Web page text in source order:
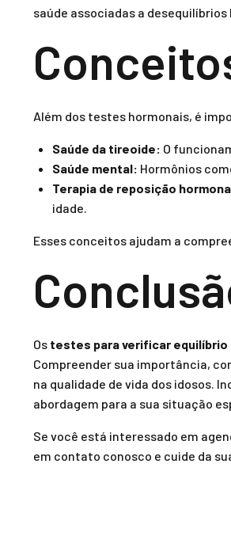
saúde associadas a desequilíbrios
Além dos testes hormonais, é
Saúde da tireoide: O
Saúde mental: Hormônios
Terapia de reposição
idade.
Esses conceitos ajudam a
Os testes para verificar equilíbrio
Compreender sua importância,
na qualidade de vida dos idosos.
abordagem para a sua situação
Se você está interessado em
em contato conosco e cuide da